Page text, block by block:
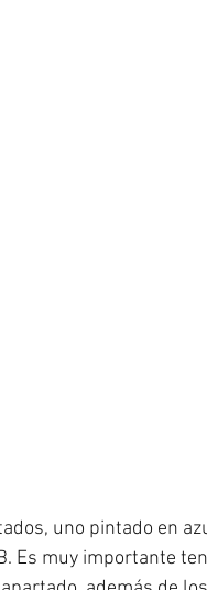
uno pintado en
Es muy importante